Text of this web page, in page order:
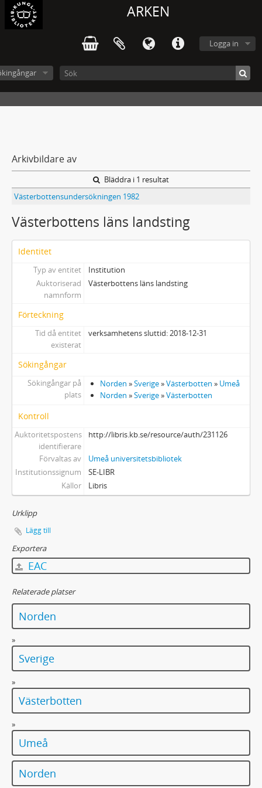
ARKEN
Logga in
Arkivbildare av
Bläddra i 1 resultat
Västerbottensundersökningen 1982
Västerbottens läns landsting
Identitet
Typ av entitet
Institution
Auktoriserad
namnform
Västerbottens läns landsting
Förteckning
Tid då entitet
existerat
verksamhetens sluttid: 2018-12-31
Sökingångar
Sökingångar på
plats
Norden »Sverige»Västerbotten » Umeå
Norden »Sverige»Västerbotten
Kontroll
Auktoritetspostens
identifierare
http://libris.kb.se/resource/auth/231126
Förvaltas av
Umeå universitetsbibliotek
Institutionssignum
SE-LIBR
Källor
Libris
Urklipp
Lägg till
Exportera
EAC
Relaterade platser
Norden
»
Sverige
»
Västerbotten
»
Umeå
Norden